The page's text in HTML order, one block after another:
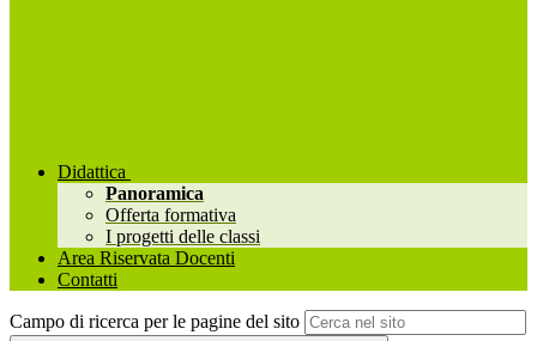
Didattica
Panoramica
Offerta formativa
I progetti delle classi
Area Riservata Docenti
Contatti
Campo di ricerca per le pagine del sito